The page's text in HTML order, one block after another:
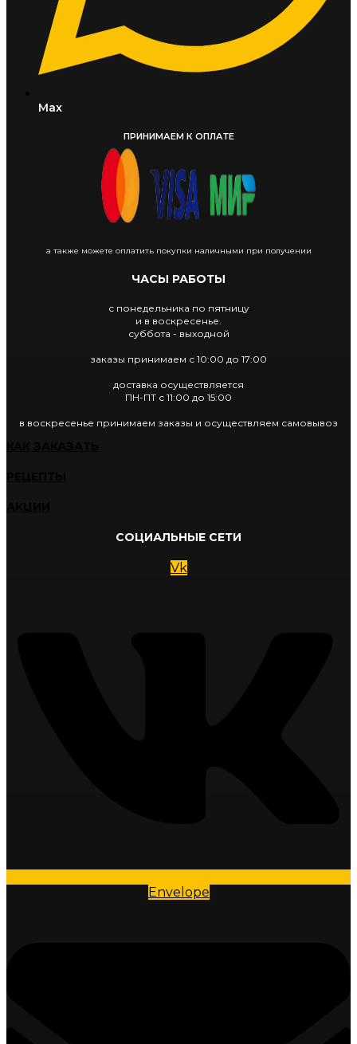
Max
ПРИНИМАЕМ К ОПЛАТЕ
а также можете оплатить покупки наличными при получении
ЧАСЫ РАБОТЫ
с понедельника по пятницу
и в воскресенье.
суббота - выходной
заказы принимаем с 10:00 до 17:00
доставка осуществляется
ПН-ПТ с 11:00 до 15:00
в воскресенье принимаем заказы и осуществляем самовывоз
СОЦИАЛЬНЫЕ СЕТИ
Vk
Envelope